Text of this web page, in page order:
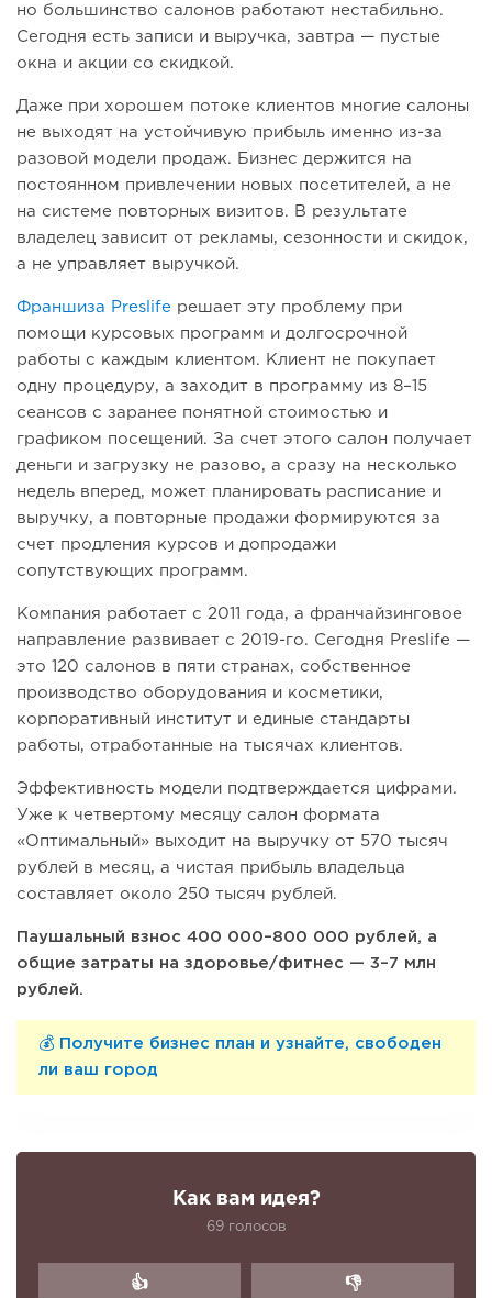
но большинство салонов работают нестабильно.
Сегодня есть записи и выручка, завтра — пустые
окна и акции со скидкой.
Даже при хорошем потоке клиентов многие салоны
не выходят на устойчивую прибыль именно из-за
разовой модели продаж. Бизнес держится на
постоянном привлечении новых посетителей, а не
на системе повторных визитов. В результате
владелец зависит от рекламы, сезонности и скидок,
а не управляет выручкой.
Франшиза Preslife решает эту проблему при
помощи курсовых программ и долгосрочной
работы с каждым клиентом. Клиент не покупает
одну процедуру, а заходит в программу из 8–15
сеансов с заранее понятной стоимостью и
графиком посещений. За счет этого салон получает
деньги и загрузку не разово, а сразу на несколько
недель вперед, может планировать расписание и
выручку, а повторные продажи формируются за
счет продления курсов и допродажи
сопутствующих программ.
Компания работает с 2011 года, а франчайзинговое
направление развивает с 2019-го. Сегодня Preslife —
это 120 салонов в пяти странах, собственное
производство оборудования и косметики,
корпоративный институт и единые стандарты
работы, отработанные на тысячах клиентов.
Эффективность модели подтверждается цифрами.
Уже к четвертому месяцу салон формата
«Оптимальный» выходит на выручку от 570 тысяч
рублей в месяц, а чистая прибыль владельца
составляет около 250 тысяч рублей.
Паушальный взнос 400 000–800 000 рублей, а
общие затраты на здоровье/фитнес — 3–7 млн
рублей.
💰 Получите бизнес план и узнайте, свободен
ли ваш город
Как вам идея?
69 голосов
👍 👎